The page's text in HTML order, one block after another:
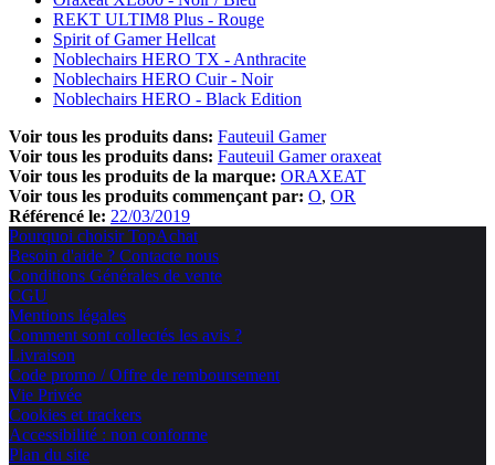
REKT ULTIM8 Plus - Rouge
Spirit of Gamer Hellcat
Noblechairs HERO TX - Anthracite
Noblechairs HERO Cuir - Noir
Noblechairs HERO - Black Edition
Voir tous les produits dans: Fauteuil Gamer
Voir tous les produits dans: Fauteuil Gamer oraxeat
Voir tous les produits de la marque: ORAXEAT
Voir tous les produits commençant par: O OR
Référencé le: 22/03/2019
Pourquoi choisir TopAchat
Besoin d'aide ? Contacte nous
Conditions Générales de vente
CGU
Mentions légales
Comment sont collectés les avis ?
Livraison
Code promo / Offre de remboursement
Vie Privée
Cookies et trackers
Accessibilité : non conforme
Plan du site